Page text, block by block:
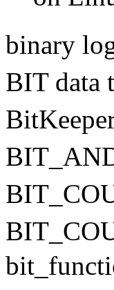
binary
BIT data